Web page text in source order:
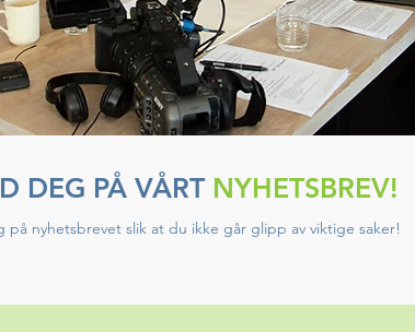
DEG PÅ VÅRT NYHETSBREV!
på nyhetsbrevet slik at du ikke går glipp av viktige saker!